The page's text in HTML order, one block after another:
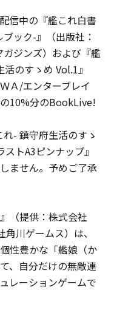
信中の『艦これ白書
ック-』（出版社：
ジンズ）および『艦
のすゝめ Vol.1』
Ａ/エンターブレイ
10%分のBookLive!
- 鎮守府生活のすゝ
トA3ピンナップ』
ません。予めご了承
（提供：株式会社
川ゲームス）は、
性豊かな「艦娘（か
、自分だけの無敵連
レーションゲームで